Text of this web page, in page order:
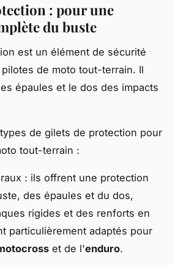
: pour une
du buste
est un élément de sécurité
de moto tout-terrain. Il
épaules et le dos des impacts
de gilets de protection pour
tout-terrain :
: ils offrent une protection
des épaules et du dos,
rigides et des renforts en
particulièrement adaptés pour
et de l'enduro.